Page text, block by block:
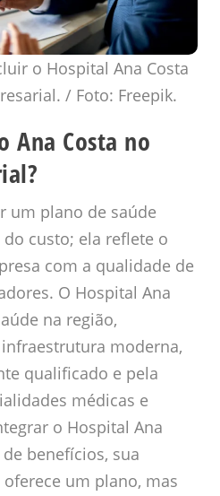
o Hospital Ana Costa
/ Foto: Freepik.
Ana Costa no
um plano de saúde
custo; ela reflete o
com a qualidade de
O Hospital Ana
na região,
moderna,
qualificado e pela
médicas e
o Hospital Ana
benefícios, sua
um plano, mas